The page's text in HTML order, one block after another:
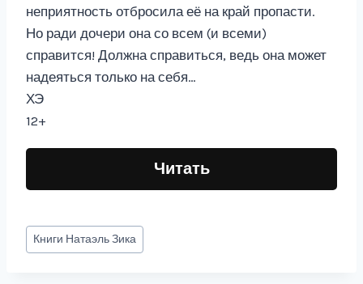
неприятность отбросила её на край пропасти.
Но ради дочери она со всем (и всеми)
справится! Должна справиться, ведь она может
надеяться только на себя…
ХЭ
12+
Читать
Метки
записи:
Книги Натаэль Зика